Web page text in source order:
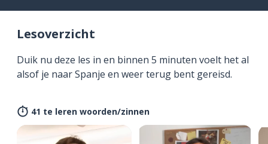
Lesoverzicht
Duik nu deze les in en binnen 5 minuten voelt het al
alsof je naar Spanje en weer terug bent gereisd.
41 te leren woorden/zinnen